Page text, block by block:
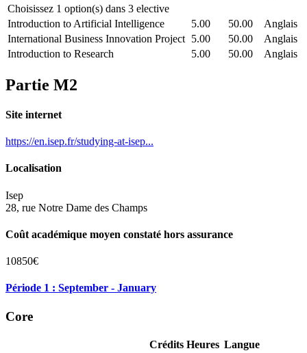
Choisissez 1 option(s) dans 3 elective
Introduction to Artificial Intelligence
5.00 50.00
Anglais
International Business Innovation Project 5.00 50.00
Anglais
Introduction to Research
5.00 50.00 Anglais
Partie M2
Site internet
https://en.isep.fr/studying-at-isep...
Localisation
Isep
28, rue Notre Dame des Champs
Coût académique moyen constaté hors assurance
10850€
Période 1 : September - January
Core
Crédits Heures Langue